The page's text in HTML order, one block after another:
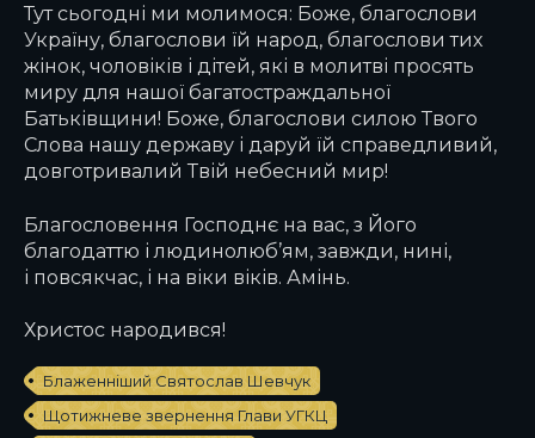
Тут сьогодні ми молимося: Боже, благослови
Україну, благослови їй народ, благослови тих
жінок, чоловіків і дітей, які в молитві просять
миру для нашої багатостраждальної
Батьківщини! Боже, благослови силою Твого
Слова нашу державу і даруй їй справедливий,
довготривалий Твій небесний мир!
Благословення Господнє на вас, з Його
благодаттю і людинолюб’ям, завжди, нині,
і повсякчас, і на віки віків. Амінь.
Христос народився!
Блаженніший Святослав Шевчук
Щотижневе звернення Глави УГКЦ